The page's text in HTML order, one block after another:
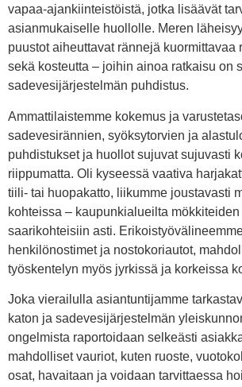
vapaa-ajankiinteistöistä, jotka lisäävät
asianmukaiselle huollolle. Meren
puustot aiheuttavat rännejä kuormittavaa
sekä kosteutta – joihin ainoa ratkaisu on
sadevesijärjestelmän puhdistus.
Ammattilaistemme kokemus ja
sadevesirännien, syöksytorvien ja
puhdistukset ja huollot sujuvat sujuvasti
riippumatta. Oli kyseessä vaativa
tiili- tai huopakatto, liikumme joustavasti
kohteissa – kaupunkialueilta
saarikohteisiin asti.
henkilönostimet ja nostokoriautot,
työskentelyn myös jyrkissä ja korkeissa
Joka vierailulla asiantuntijamme
katon ja sadevesijärjestelmän
ongelmista raportoidaan selkeästi
mahdolliset vauriot, kuten ruoste,
osat, havaitaan ja voidaan tarvittaessa